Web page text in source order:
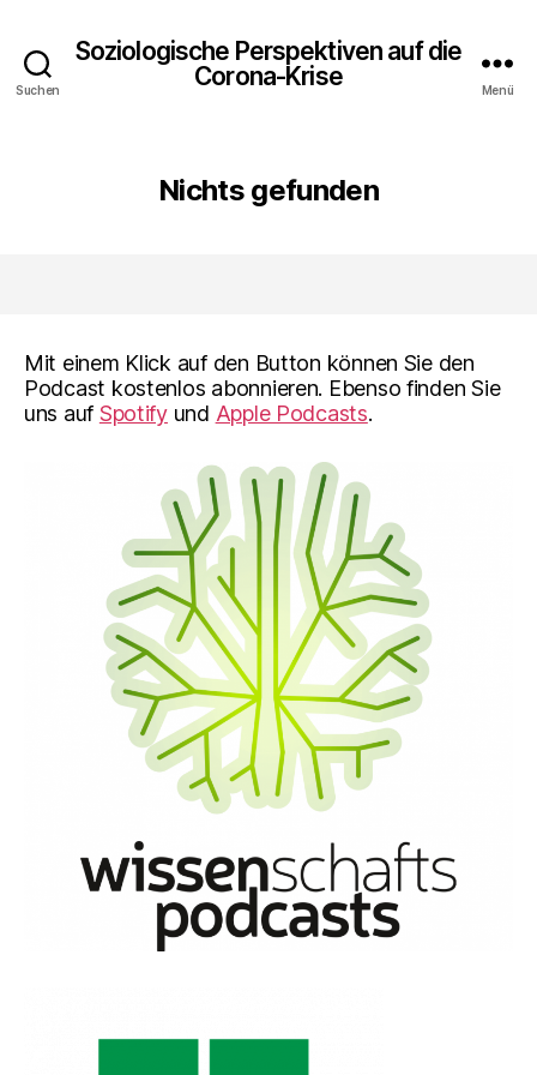
Suchen
Soziologische Perspektiven auf die
Corona-Krise
Menü
Nichts gefunden
Mit einem Klick auf den Button können Sie den
Podcast kostenlos abonnieren. Ebenso finden Sie
uns auf Spotifyund Apple Podcasts.